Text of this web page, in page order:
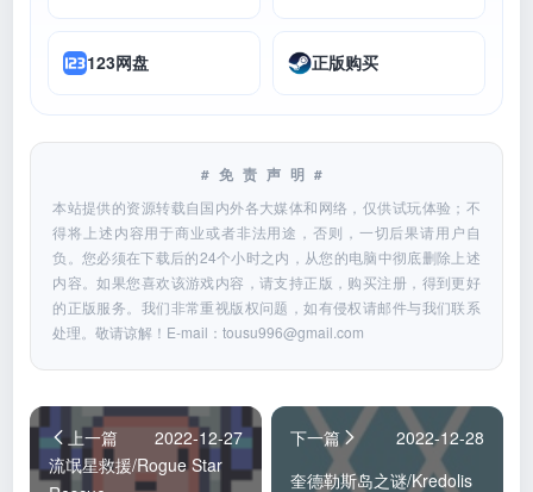
123网盘 正版购买
#免责声明#
本站提供的资源转载自国内外各大媒体和网络，仅供试玩体验；不
得将上述内容用于商业或者非法用途，否则，一切后果请用户自
负。您必须在下载后的24个小时之内，从您的电脑中彻底删除上述
内容。如果您喜欢该游戏内容，请支持正版，购买注册，得到更好
的正版服务。我们非常重视版权问题，如有侵权请邮件与我们联系
处理。敬请谅解！E-mail：tousu996@gmail.com
上一篇
2022-12-27
流氓星救援/Rogue Star
下一篇
2022-12-28
奎德勒斯岛之谜/Kredolis